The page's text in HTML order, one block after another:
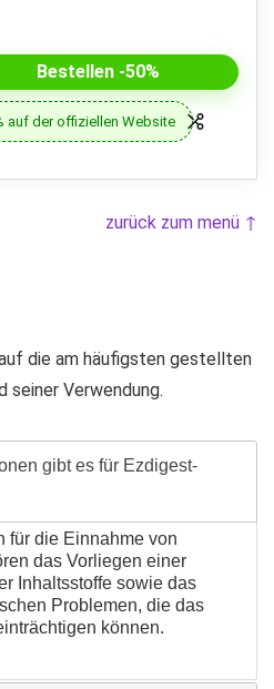
Bestellen -50%
auf der offiziellen Website
zurück zum menü ↑
die am häufigsten gestellten
seiner Verwendung.
gibt es für Ezdigest-
für die Einnahme von
das Vorliegen einer
Inhaltsstoffe sowie das
Problemen, die das
können.